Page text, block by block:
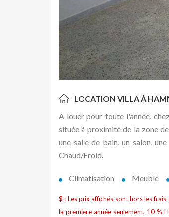
LOCATION VILLA À
A louer pour toute l'année,
située à proximité de la zone
une salle de bain, un salon,
Chaud/Froid.
Climatisation Meublé
$ : Les prix affichés sont hors les
la première année seulement, 10 %